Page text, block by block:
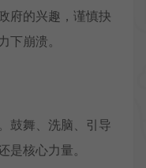
府的兴趣，谨慎抉
下崩溃。
鼓舞、洗脑、引导
核心力量。